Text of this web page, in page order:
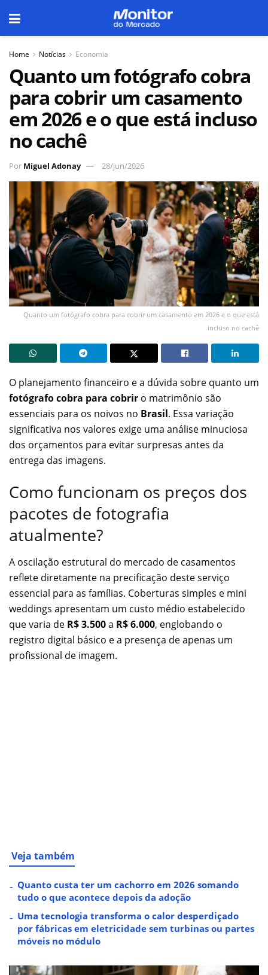
Home Notícias Economia
Quanto um fotógrafo cobra
para cobrir um casamento
em 2026 e o que está incluso
no cachê
Por Miguel Adonay 28/jun/2026
Quanto um fotógrafo cobra para cobrir um casamento em 2026 e o que está
incluso no cachê
O planejamento financeiro e a dúvida sobre quanto um
fotógrafo cobra para cobrir o matrimônio são
essenciais para os noivos no Brasil. Essa variação
significativa nos valores exige uma análise minuciosa
dos orçamentos para evitar surpresas antes da
entrega das imagens.
Como funcionam os preços dos
pacotes de fotografia
atualmente?
A oscilação estrutural do mercado de casamentos
reflete diretamente na precificação deste serviço
essencial para as famílias. Coberturas simples e mini
weddings apresentam um custo médio estabelecido
que varia de R$ 3.500a R$ 6.000, englobando o
registro digital básico e a presença de apenas um
profissional de imagem.
Veja também
Quanto custa ter um cachorro em 2026 somando
tudo o que acontece depois da adoção
Uma tecnologia transforma o calor desperdiçado
por fábricas em eletricidade sem turbinas ou partes
móveis no módulo